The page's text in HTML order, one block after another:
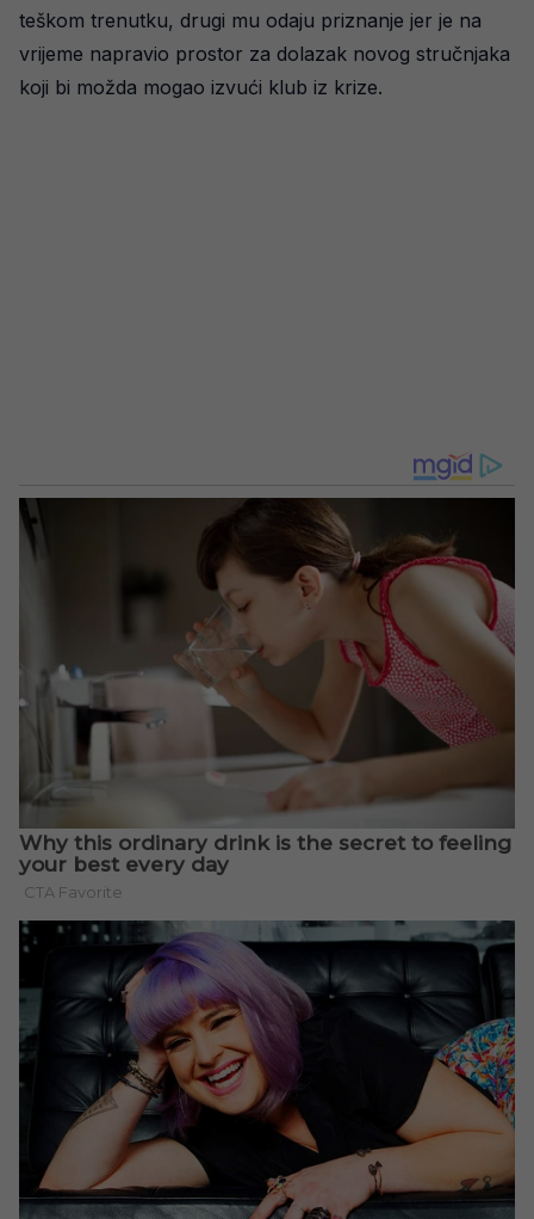
teškom trenutku, drugi mu odaju priznanje jer je na
vrijeme napravio prostor za dolazak novog stručnjaka
koji bi možda mogao izvući klub iz krize.